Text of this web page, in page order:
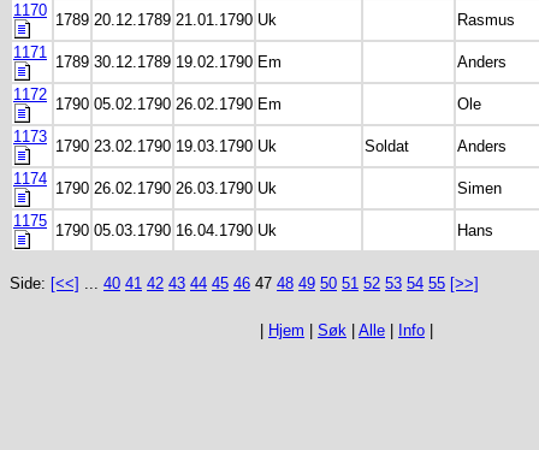
1170
1789 20.12.1789 21.01.1790 Uk
Rasmus
1171
1789 30.12.1789 19.02.1790 Em
Anders
1172
1790 05.02.1790 26.02.1790 Em
Ole
1173
1790 23.02.1790 19.03.1790 Uk Soldat
Anders
1174
1790 26.02.1790 26.03.1790 Uk
Simen
1175
1790 05.03.1790 16.04.1790 Uk Hans
Side: [<<] ... 40 41 42 43 44 45 46 47 48 49 50 51 52 53 54 55 [>>]
Hjem Søk Alle Info